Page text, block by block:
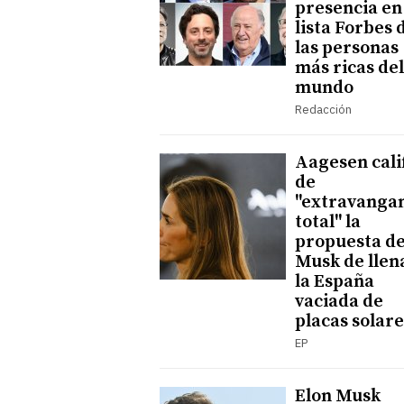
presencia
lista Forbes
las personas
más ricas del
mundo
Redacción
Aagesen
de
total" la
propuesta
Musk de
la España
vaciada de
placas
EP
Elon Musk